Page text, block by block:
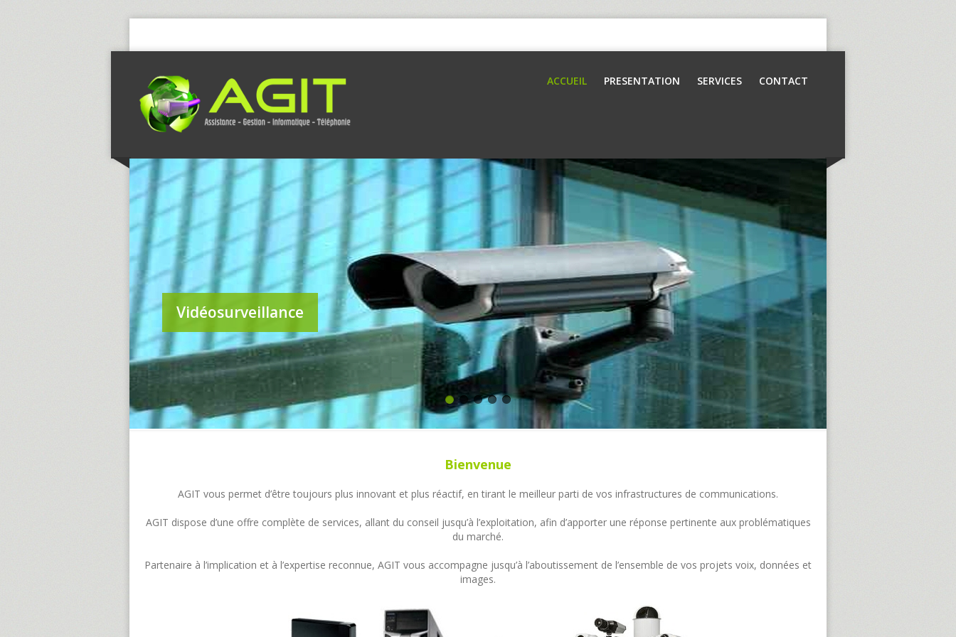
ACCUEIL PRESENTATION SERVICES CONTACT
Vidéosurveillance
Bienvenue
AGIT vous permet d’être toujours plus innovant et plus réactif, en tirant le meilleur parti de vos infrastructures de communications.
AGIT dispose d’une offre complète de services, allant du conseil jusqu’à l’exploitation, afin d’apporter une réponse pertinente aux problématiques
du marché.
Partenaire à l’implication et à l’expertise reconnue, AGIT vous accompagne jusqu’à l’aboutissement de l’ensemble de vos projets voix, données et
images.